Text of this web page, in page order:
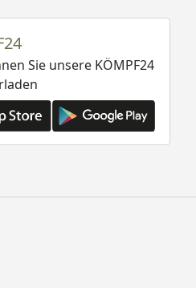
Sie unsere KÖMPF24